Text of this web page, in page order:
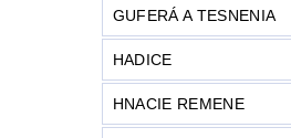
GUFERÁ A TESNENIA
HADICE
HNACIE REMENE